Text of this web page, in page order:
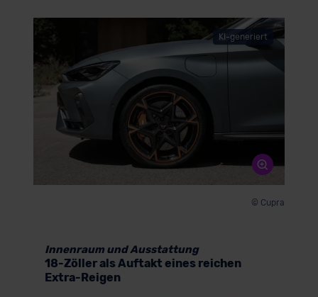
KI-generiert
© Cupra
Innenraum und Ausstattung
18-Zöller als Auftakt eines reichen
Extra-Reigen